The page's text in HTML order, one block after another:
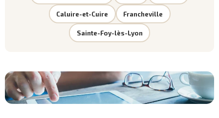
Caluire-et-Cuire Francheville
Sainte-Foy-lès-Lyon